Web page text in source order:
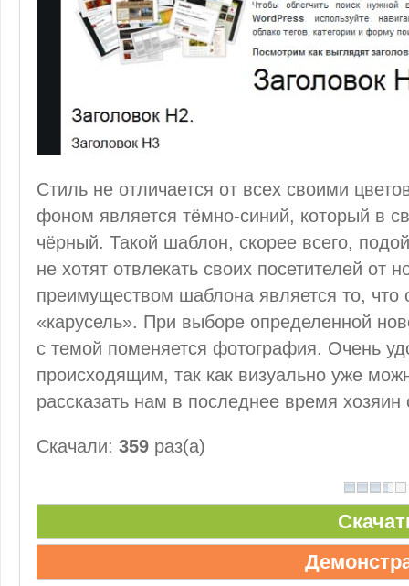
Стиль не отличается от всех своими
фоном является тёмно-синий, который в
чёрный. Такой шаблон, скорее всего,
не хотят отвлекать своих посетителей
преимуществом шаблона является то, что
«карусель». При выборе определенной
с темой поменяется фотография. Очень
происходящим, так как визуально уже
рассказать нам в последнее время хозяин
Скачали: 359 раз(а)